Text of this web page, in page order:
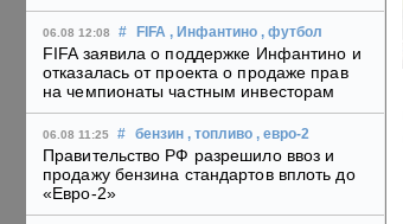
06.08 12:08 # FIFA , Инфантино , футбол
FIFA заявила о поддержке Инфантино и
отказалась от проекта о продаже прав
на чемпионаты частным инвесторам
06.08 11:25 # бензин , топливо , евро-2
Правительство РФ разрешило ввоз и
продажу бензина стандартов вплоть до
«Евро-2»